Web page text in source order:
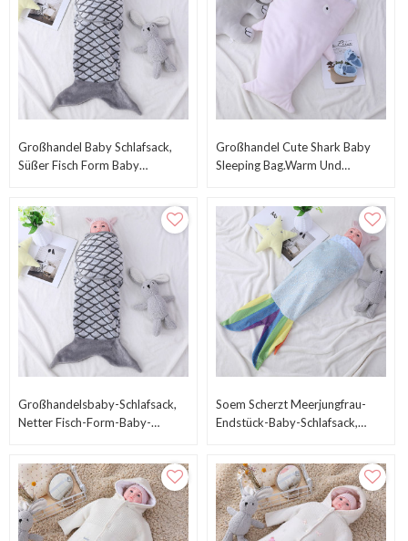
Großhandel Baby Schlafsack,
Süßer Fisch Form Baby
Großhandel Cute Shark Baby
Sleeping Bag.Warm Und
Großhandelsbaby-Schlafsack,
Netter Fisch-Form-Baby-
Soem Scherzt Meerjungfrau-
Endstück-Baby-Schlafsack,
Schlafsack-Großverkauf